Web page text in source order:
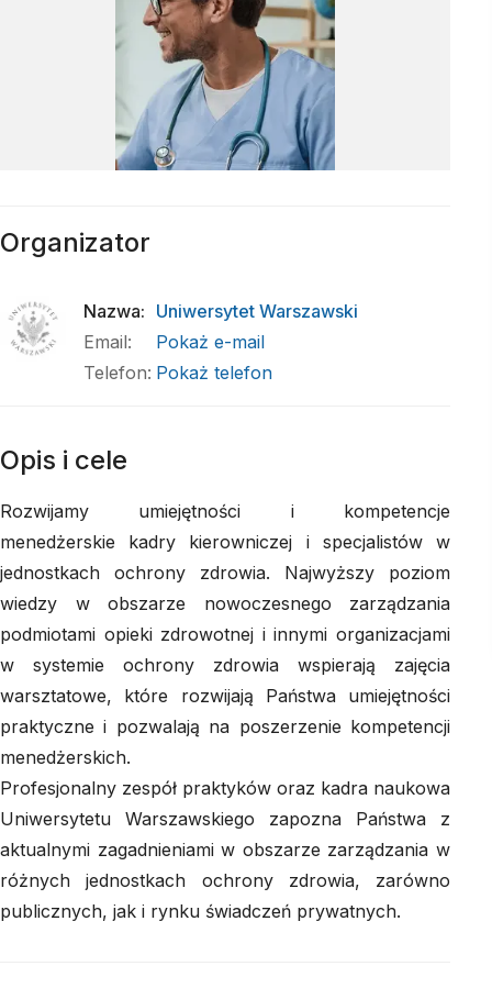
Organizator
Nazwa: Uniwersytet Warszawski
Email:
Pokaż e-mail
Telefon: Pokaż telefon
Opis i cele
Rozwijamy umiejętności i kompetencje
menedżerskie kadry kierowniczej i specjalistów w
jednostkach ochrony zdrowia. Najwyższy poziom
wiedzy w obszarze nowoczesnego zarządzania
podmiotami opieki zdrowotnej i innymi organizacjami
w systemie ochrony zdrowia wspierają zajęcia
warsztatowe, które rozwijają Państwa umiejętności
praktyczne i pozwalają na poszerzenie kompetencji
menedżerskich.
Profesjonalny zespół praktyków oraz kadra naukowa
Uniwersytetu Warszawskiego zapozna Państwa z
aktualnymi zagadnieniami w obszarze zarządzania w
różnych jednostkach ochrony zdrowia, zarówno
publicznych, jak i rynku świadczeń prywatnych.